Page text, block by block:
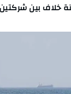
خلاف بين